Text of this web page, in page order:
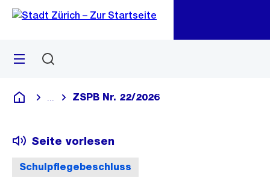
Navigation
Sprunglink
Menü
Deutsch
Blende alle Breadcrumbs ein
ZSPB Nr. 22/2026
Schulpflegebeschluss
Seite vorlesen